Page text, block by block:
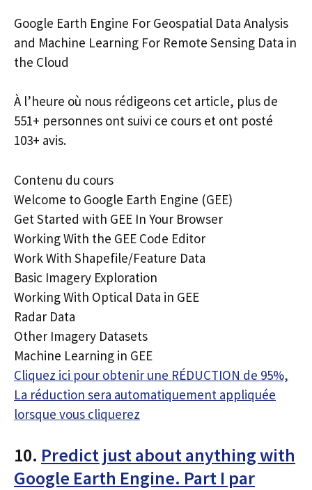
Google Earth Engine For Geospatial Data Analysis
and Machine Learning For Remote Sensing Data in
the Cloud
À l’heure où nous rédigeons cet article, plus de
551+ personnes ont suivi ce cours et ont posté
103+ avis.
Contenu du cours
Welcome to Google Earth Engine (GEE)
Get Started with GEE In Your Browser
Working With the GEE Code Editor
Work With Shapefile/Feature Data
Basic Imagery Exploration
Working With Optical Data in GEE
Radar Data
Other Imagery Datasets
Machine Learning in GEE
Cliquez ici pour obtenir une RÉDUCTION de 95%,
La réduction sera automatiquement appliquée
lorsque vous cliquerez
10. Predict just about anything with
Google Earth Engine. Part I par